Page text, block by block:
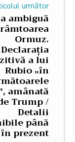
următor
ambiguă
Ormuz.
Declarația
a lui
Rubio „în
amânată
Trump /
Detalii
până
în prezent